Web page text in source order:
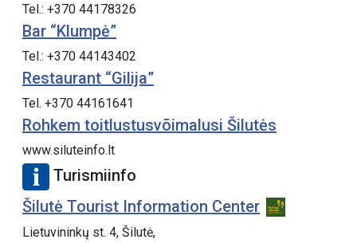
Tel.: +370 44178326
Bar “Klumpė”
Tel.: +370 44143402
Restaurant “Gilija”
Tel. +370 44161641
Rohkem toitlustusvõimalusi Šilutės
www.siluteinfo.lt
Turismiinfo
Šilutė Tourist Information Center
Lietuvininkų st. 4, Šilutė,